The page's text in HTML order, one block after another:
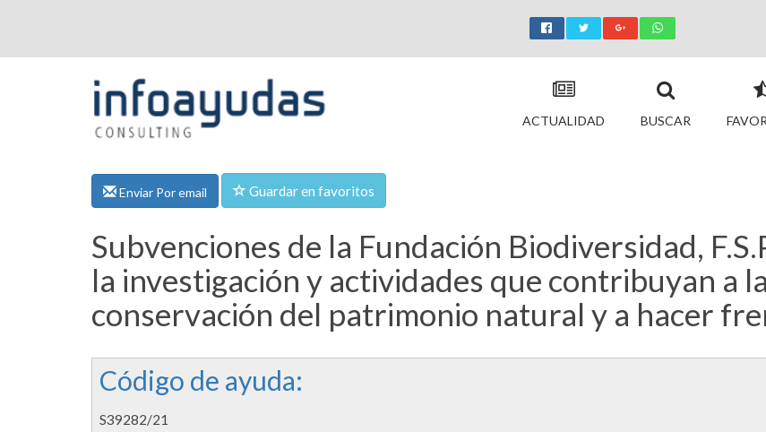
ACTUALIDAD BUSCAR
Enviar Por email Guardar en favoritos
Subvenciones de la Fundación Biodiversidad,
la investigación y actividades que contribuyan a
conservación del patrimonio natural y a hacer
Código de ayuda:
S39282/21